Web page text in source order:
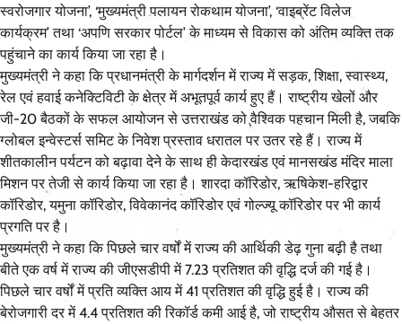
स्वरोजगार योजना’, ‘मुख्यमंत्री पलायन रोकथाम योजना’, ‘वाइब्रेंट विलेज
कार्यक्रम’ तथा ‘अपणि सरकार पोर्टल’ के माध्यम से विकास को अंतिम व्यक्ति तक
पहुंचाने का कार्य किया जा रहा है।
मुख्यमंत्री ने कहा कि प्रधानमंत्री के मार्गदर्शन में राज्य में सड़क, शिक्षा, स्वास्थ्य,
रेल एवं हवाई कनेक्टिविटी के क्षेत्र में अभूतपूर्व कार्य हुए हैं। राष्ट्रीय खेलों और
जी-20 बैठकों के सफल आयोजन से उत्तराखंड को वैश्विक पहचान मिली है, जबकि
ग्लोबल इन्वेस्टर्स समिट के निवेश प्रस्ताव धरातल पर उतर रहे हैं। राज्य में
शीतकालीन पर्यटन को बढ़ावा देने के साथ ही केदारखंड एवं मानसखंड मंदिर माला
मिशन पर तेजी से कार्य किया जा रहा है। शारदा कॉरिडोर, ऋषिकेश-हरिद्वार
कॉरिडोर, यमुना कॉरिडोर, विवेकानंद कॉरिडोर एवं गोल्ज्यू कॉरिडोर पर भी कार्य
प्रगति पर है।
मुख्यमंत्री ने कहा कि पिछले चार वर्षों में राज्य की आर्थिकी डेढ़ गुना बढ़ी है तथा
बीते एक वर्ष में राज्य की जीएसडीपी में 7.23 प्रतिशत की वृद्धि दर्ज की गई है।
पिछले चार वर्षों में प्रति व्यक्ति आय में 41 प्रतिशत की वृद्धि हुई है। राज्य की
बेरोजगारी दर में 4.4 प्रतिशत की रिकॉर्ड कमी आई है, जो राष्ट्रीय औसत से बेहतर